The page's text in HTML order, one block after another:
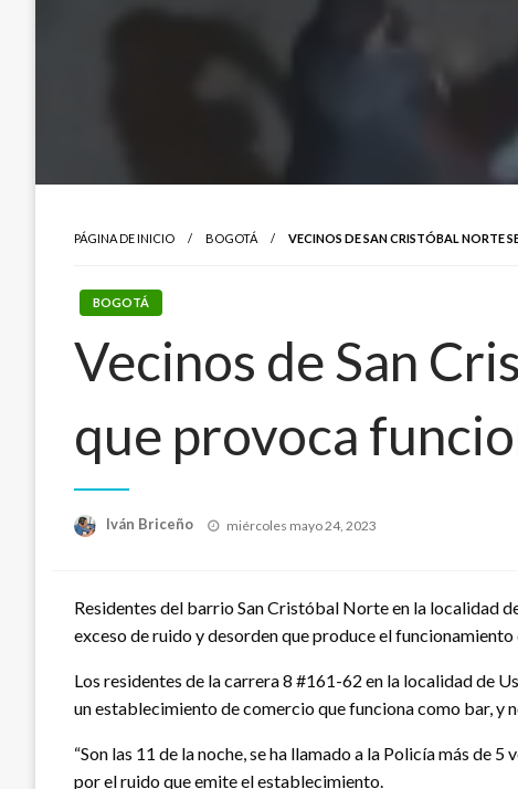
PÁGINA DE INICIO BOGOTÁ VECINOS DE SAN CRISTÓBAL NORTE
BOGOTÁ
Vecinos de San
que provoca
Iván Briceño
Publicado
miércoles mayo 24, 2023
Residentes del barrio San Cristóbal Norte en la localidad
exceso de ruido y desorden que produce el funcionamiento
Los residentes de la carrera 8 #161-62 en la localidad de
un establecimiento de comercio que funciona como bar, y
“Son las 11 de la noche, se ha llamado a la Policía más de
por el ruido que emite el establecimiento.